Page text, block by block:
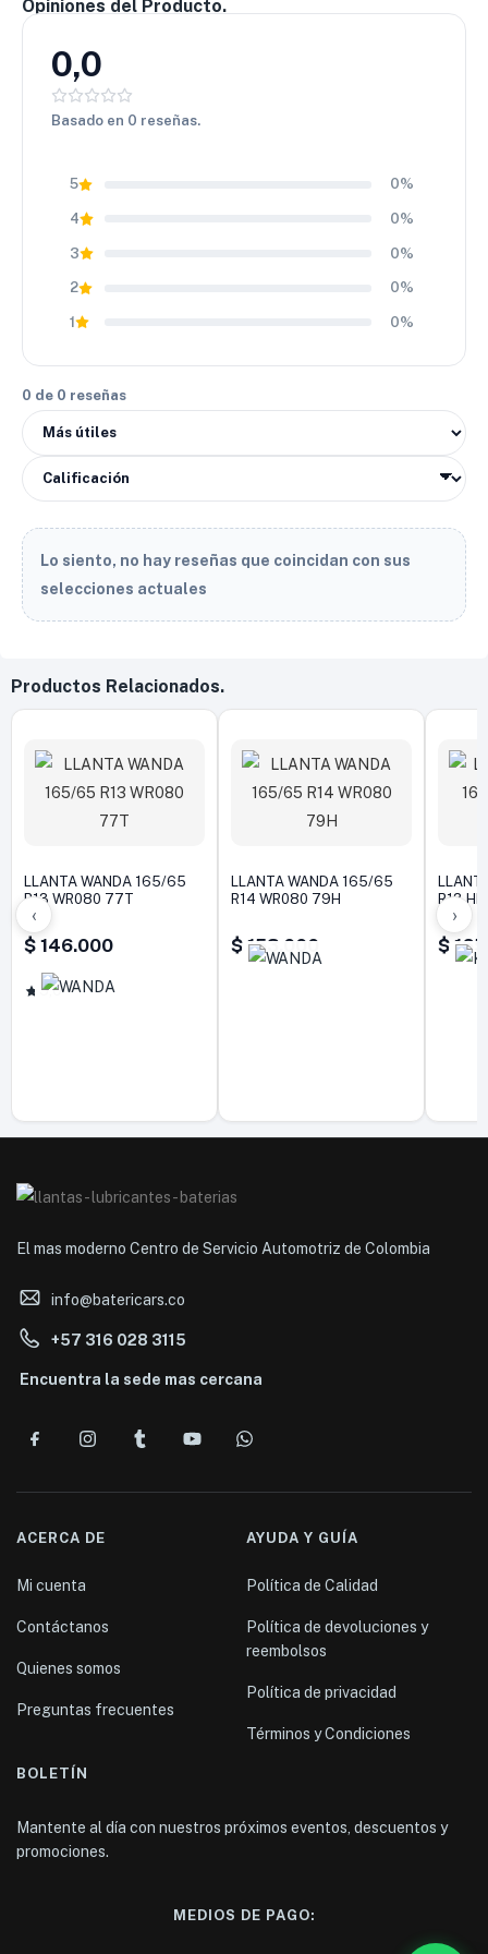
El compuesto del RA18 está formulado para garantizar un
neumático. Además, su diseño contribuye a reducir las
vibraciones y el ruido de rodadura, ofreciendo una
conducción más suave y silenciosa tanto en trayectos largos
Relación valor–rendimiento
calidad a precios competitivos. Por esta razón, la llanta
Hankook 225/70 R15 RA18 es una inversión inteligente para
comprometer el presupuesto. Finalmente, su equilibrio entre
desempeño y resistencia la posiciona como una opción
Opiniones del Producto.
0,0
Basado en 0 reseñas.
5 0%
4 0%
3 0%
2 0%
1 0%
0 de 0 reseñas
Lo siento, no hay reseñas que coincidan con sus
selecciones actuales
Productos Relacionados.
‹
LLANTA WANDA 165/65
R13 WR080 77T
$ 146.000
5,0
LLANTA WANDA 165/65
R14 WR080 79H
$ 153.000
R13
$
›
El mas moderno Centro de Servicio Automotriz de Colombia
info@batericars.co
+57 316 028 3115
Encuentra la sede mas cercana
ACERCA DE
Mi cuenta
Contáctanos
Quienes somos
Preguntas frecuentes
AYUDA Y GUÍA
Política de Calidad
Política de devoluciones y
reembolsos
Política de privacidad
Términos y Condiciones
BOLETÍN
Mantente al día con nuestros próximos eventos, descuentos y
promociones.
MEDIOS DE PAGO: